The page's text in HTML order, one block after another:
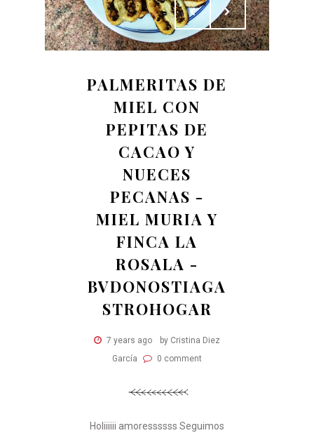
PALMERITAS DE
MIEL CON
PEPITAS DE
CACAO Y
NUECES
PECANAS -
MIEL MURIA Y
FINCA LA
ROSALA -
BVDONOSTIAGA
STROHOGAR
7 years ago
by Cristina Diez
García
0 comment
Holiiiiii amoressssss Seguimos